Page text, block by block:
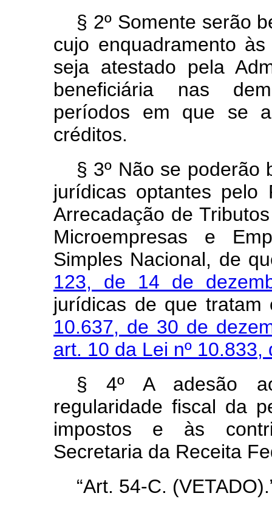
§ 2º Somente serão
cujo enquadramento
seja atestado pela
beneficiária nas
períodos em que se
créditos.
§ 3º Não se poderão
jurídicas optantes pelo
Arrecadação de
Microempresas e
Simples Nacional, de
123, de 14 de
jurídicas de que
10.637, de 30 de
art. 10 da Lei nº
§ 4º A adesão
regularidade fiscal da
impostos e às
Secretaria da Receita
“Art. 54-C.